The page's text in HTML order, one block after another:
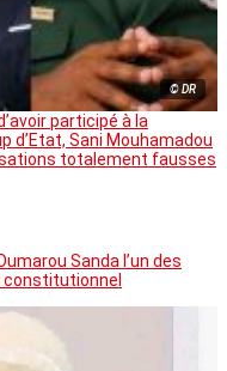
© DR
participé à la
d’Etat, Sani Mouhamadou
totalement fausses
Sanda l’un des
constitutionnel